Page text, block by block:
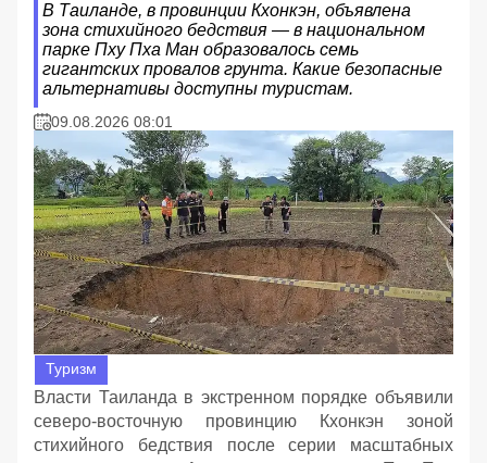
В Таиланде, в провинции Кхонкэн, объявлена
зона стихийного бедствия — в национальном
парке Пху Пха Ман образовалось семь
гигантских провалов грунта. Какие безопасные
альтернативы доступны туристам.
09.08.2026 08:01
Туризм
Власти Таиланда в экстренном порядке объявили
северо-восточную провинцию Кхонкэн зоной
стихийного бедствия после серии масштабных